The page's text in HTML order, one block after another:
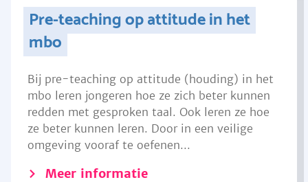
Pre-teaching op attitude in het
mbo
Bij pre-teaching op attitude (houding) in het
mbo leren jongeren hoe ze zich beter kunnen
redden met gesproken taal. Ook leren ze hoe
ze beter kunnen leren. Door in een veilige
omgeving vooraf te oefenen...
Meer informatie